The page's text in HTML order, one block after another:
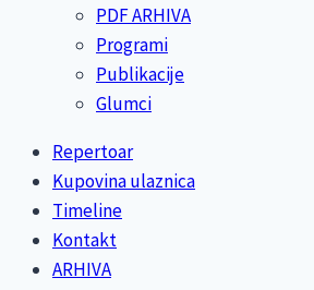
PDF ARHIVA
Programi
Publikacije
Glumci
Repertoar
Kupovina ulaznica
Timeline
Kontakt
ARHIVA